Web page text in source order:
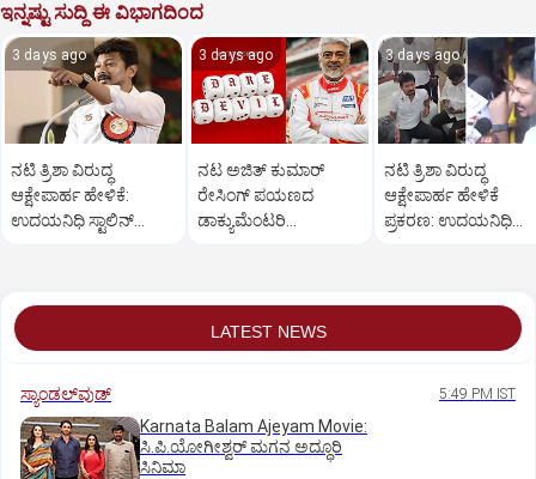
ಇನ್ನಷ್ಟು ಸುದ್ದಿ ಈ ವಿಭಾಗದಿಂದ
3 days ago
ನಟಿ ತ್ರಿಶಾ ವಿರುದ್ಧ
ಆಕ್ಷೇಪಾರ್ಹ ಹೇಳಿಕೆ:
ಉದಯನಿಧಿ ಸ್ಟಾಲಿನ್‌
3 days ago
ನಟ ಅಜಿತ್‌ ಕುಮಾರ್‌
ರೇಸಿಂಗ್‌ ಪಯಣದ
ಡಾಕ್ಯುಮೆಂಟರಿ
3 days ago
ನಟಿ ತ್ರಿಶಾ ವಿರುದ್ಧ
ಆಕ್ಷೇಪಾರ್ಹ ಹೇಳಿಕೆ
ಪ್ರಕರಣ: ಉದಯನಿಧಿ
LATEST NEWS
ಸ್ಯಾಂಡಲ್‌ವುಡ್‌ 5:49 PM IST
Karnata Balam Ajeyam Movie:
ಸಿ.ಪಿ.ಯೋಗೀಶ್ವರ್‌ ಮಗನ ಅದ್ಧೂರಿ
ಸಿನಿಮಾ